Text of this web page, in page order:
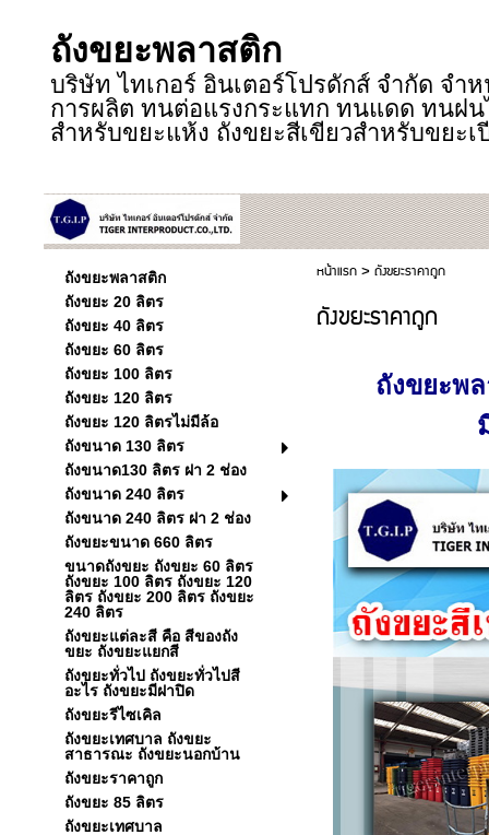
ถังขยะพลาสติก
บริษัท ไทเกอร์ อินเตอร์โปรดักส์ จำกัด จำ
การผลิต ทนต่อแรงกระแทก ทนแดด ทนฝน
สำหรับขยะแห้ง ถังขยะสีเขียวสำหรับขยะ
ถังขยะพลาสติก
ถังขยะ 20 ลิตร
ถังขยะ 40 ลิตร
ถังขยะ 60 ลิตร
ถังขยะ 100 ลิตร
ถังขยะ 120 ลิตร
ถังขยะ 120 ลิตรไม่มีล้อ
ถังขนาด 130 ลิตร
ถังขนาด130 ลิตร ฝา 2 ช่อง
ถังขนาด 240 ลิตร
ถังขนาด 240 ลิตร ฝา 2 ช่อง
ถังขยะขนาด 660 ลิตร
ขนาดถังขยะ ถังขยะ 60 ลิตร
ถังขยะ 100 ลิตร ถังขยะ 120
ลิตร ถังขยะ 200 ลิตร ถังขยะ
240 ลิตร
ถังขยะแต่ละสี คือ สีของถัง
ขยะ ถังขยะแยกสี
ถังขยะทั่วไป ถังขยะทั่วไปสี
อะไร ถังขยะมีฝาปิด
ถังขยะรีไซเคิล
ถังขยะเทศบาล ถังขยะ
สาธารณะ ถังขยะนอกบ้าน
ถังขยะราคาถูก
ถังขยะ 85 ลิตร
ถังขยะเทศบาล
หน้าแรก>ถังขยะราคาถูก
ถังขยะราคาถูก
ถังขยะพ